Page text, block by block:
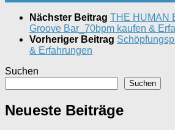
Nächster Beitrag THE HUMAN
Groove Bar_70bpm kaufen &
Vorheriger Beitrag
& Erfahrungen
Suchen
Suchen
Neueste Beiträge